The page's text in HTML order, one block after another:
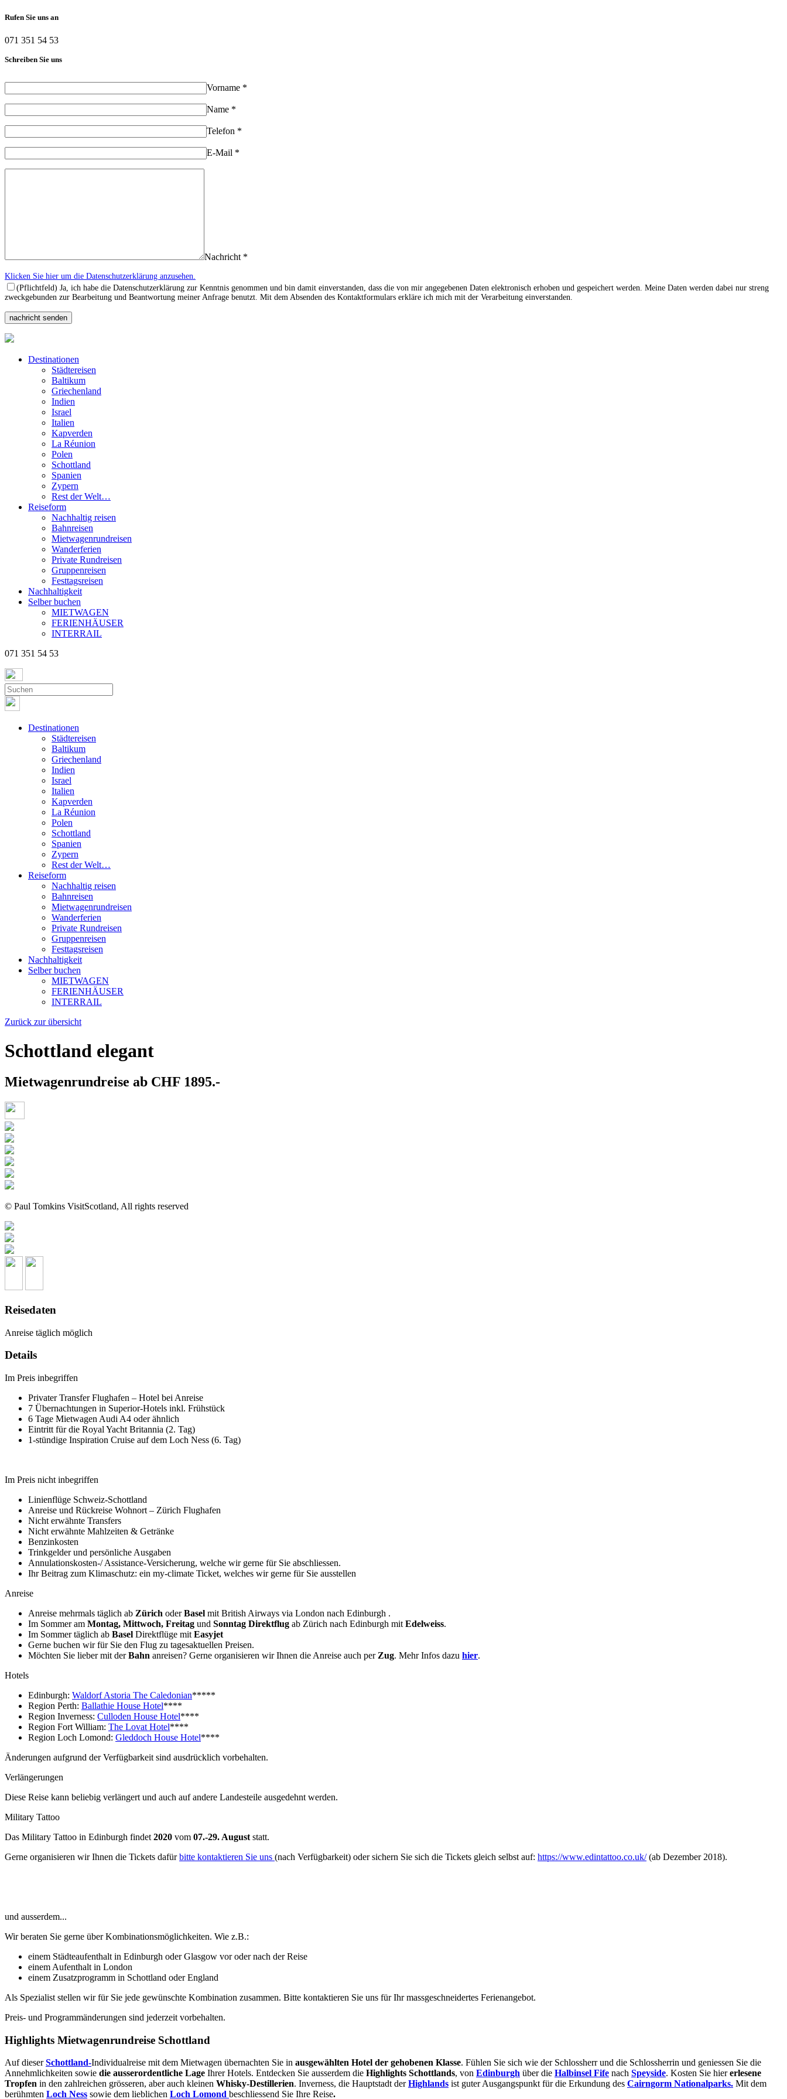
Rufen Sie uns an
071 351 54 53
Schreiben Sie uns
Vorname *
Name *
Telefon *
E-Mail *
Nachricht *
Klicken Sie hier um die Datenschutzerklärung anzusehen.
(Pflichtfeld) Ja, ich habe die Datenschutzerklärung zur Kenntnis genommen und bin damit einverstanden, dass die von mir angegebenen Daten elektronisch erhoben und gespeichert werden. Meine Daten werden dabei nur streng
zweckgebunden zur Bearbeitung und Beantwortung meiner Anfrage benutzt. Mit dem Absenden des Kontaktformulars erkläre ich mich mit der Verarbeitung einverstanden.
Destinationen
Städtereisen
Baltikum
Griechenland
Indien
Israel
Italien
Kapverden
La Réunion
Polen
Schottland
Spanien
Zypern
Rest der Welt…
Reiseform
Nachhaltig reisen
Bahnreisen
Mietwagenrundreisen
Wanderferien
Private Rundreisen
Gruppenreisen
Festtagsreisen
Nachhaltigkeit
Selber buchen
MIETWAGEN
FERIENHÄUSER
INTERRAIL
071 351 54 53
Destinationen
Städtereisen
Baltikum
Griechenland
Indien
Israel
Italien
Kapverden
La Réunion
Polen
Schottland
Spanien
Zypern
Rest der Welt…
Reiseform
Nachhaltig reisen
Bahnreisen
Mietwagenrundreisen
Wanderferien
Private Rundreisen
Gruppenreisen
Festtagsreisen
Nachhaltigkeit
Selber buchen
MIETWAGEN
FERIENHÄUSER
INTERRAIL
Zurück zur übersicht
Schottland elegant
Mietwagenrundreise ab CHF 1895.-
© Paul Tomkins VisitScotland, All rights reserved
Reisedaten
Anreise täglich möglich
Details
Im Preis inbegriffen
Privater Transfer Flughafen – Hotel bei Anreise
7 Übernachtungen in Superior-Hotels inkl. Frühstück
6 Tage Mietwagen Audi A4 oder ähnlich
Eintritt für die Royal Yacht Britannia (2. Tag)
1-stündige Inspiration Cruise auf dem Loch Ness (6. Tag)
Im Preis nicht inbegriffen
Linienflüge Schweiz-Schottland
Anreise und Rückreise Wohnort – Zürich Flughafen
Nicht erwähnte Transfers
Nicht erwähnte Mahlzeiten & Getränke
Benzinkosten
Trinkgelder und persönliche Ausgaben
Annulationskosten-/ Assistance-Versicherung, welche wir gerne für Sie abschliessen.
Ihr Beitrag zum Klimaschutz: ein my-climate Ticket, welches wir gerne für Sie ausstellen
Anreise
Anreise mehrmals täglich ab Zürich oderBasel mit British Airways via London nach Edinburgh .
Im Sommer am Montag, Mittwoch, Freitag und Sonntag Direktflug ab Zürich nach Edinburgh mit Edelweiss.
Im Sommer täglich ab Basel Direktflüge mit Easyjet
Gerne buchen wir für Sie den Flug zu tagesaktuellen Preisen.
Möchten Sie lieber mit derBahn anreisen? Gerne organisieren wir Ihnen die Anreise auch per Zug. Mehr Infos dazu hier.
Hotels
Edinburgh: Waldorf Astoria The Caledonian*****
Region Perth: Ballathie House Hotel****
Region Inverness: Culloden House Hotel****
Region Fort William: The Lovat Hotel****
Region Loch Lomond: Gleddoch House Hotel****
Änderungen aufgrund der Verfügbarkeit sind ausdrücklich vorbehalten.
Verlängerungen
Diese Reise kann beliebig verlängert und auch auf andere Landesteile ausgedehnt werden.
Military Tattoo
Das Military Tattoo in Edinburgh findet 2020 vom 07.-29. August statt.
Gerne organisieren wir Ihnen die Tickets dafürbitte kontaktieren Sie uns (nach Verfügbarkeit) oder sichern Sie sich die Tickets gleich selbst auf: https://www.edintattoo.co.uk/(ab Dezember 2018).
und ausserdem...
Wir beraten Sie gerne über Kombinationsmöglichkeiten. Wie z.B.:
einem Städteaufenthalt in Edinburgh oder Glasgow vor oder nach der Reise
einem Aufenthalt in London
einem Zusatzprogramm in Schottland oder England
Als Spezialist stellen wir für Sie jede gewünschte Kombination zusammen. Bitte kontaktieren Sie uns für Ihr massgeschneidertes Ferienangebot.
Preis- und Programmänderungen sind jederzeit vorbehalten.
Highlights Mietwagenrundreise Schottland
Auf dieserSchottland-Individualreise mit dem Mietwagen übernachten Sie in ausgewählten Hotel der gehobenen Klasse. Fühlen Sie sich wie der Schlossherr und die Schlossherrin und geniessen Sie die
Annehmlichkeiten sowie die ausserordentliche Lage Ihrer Hotels. Entdecken Sie ausserdem die Highlights Schottlands, von Edinburgh über die Halbinsel Fife nach Speyside. Kosten Sie hiererlesene
Tropfen in den zahlreichen grösseren, aber auch kleinen Whisky-Destillerien. Inverness, die Hauptstadt derHighlands ist guter Ausgangspunkt für die Erkundung des Cairngorm Nationalparks. Mit dem
berühmten Loch Ness sowie dem lieblichen Loch Lomond beschliessend Sie Ihre Reise.